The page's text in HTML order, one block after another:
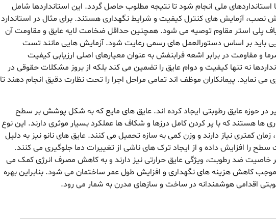
استانداردهای ملی انجام شود تا نتیجه مطلوب حاصل گردد. این استانداردها شامل
نصب، آزمایش های کنترل کیفیت و شرایط نگهداری هستند. برای مثال در استاندارد
استفاده از قیر 60/70 و الیاف پلی استر مقاوم توصیه می شود. همچنین حداقل ضخامت لایه عایق و مقاومت آن
باید بر اساس دستورالعمل های رسمی رعایت شود. آزمایش هایی مانند تست
و مقاومت در برابر اشعه فرابنفش به عنوان معیارهای اصلی ارزیابی کیفیت
نه تنها کیفیت و دوام عایق را تضمین می کند بلکه از بروز مشکلات حقوقی در
می نماید. پیمانکاران موظف اند تمامی مراحل اجرا را تحت نظارت دقیق انجام دهند تا
در حوزه عایق رطوبتی ایجاد کرده اند. عایق های مایع که به شکل پوشش بر سطح
ها هستند که با پر کردن کامل درزها و شکاف ها عملکرد بسیار موثری دارند. این نوع
زمان کمتری نیاز دارند و وزن کمی به سازه تحمیل می کنند. عایق های نانو نیز به دلیل
را افزایش داده و از ایجاد ترک های ناشی از تغییرات دما جلوگیری می کنند.
خاصیت ضد رطوبت، ویژگی عایق حرارتی نیز دارند و به کاهش مصرف انرژی کمک می
موجب کاهش هزینه های نگهداری و افزایش طول عمر ساختمان می شود. بنابراین بهره
اقدامی هوشمندانه در ساخت و سازهای مدرن به شمار می رود.